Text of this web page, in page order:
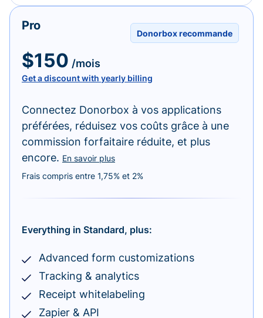
Donorbox recommande
Pro
$150 /mois
Get a discount with yearly billing
Connectez Donorbox à vos applications
préférées, réduisez vos coûts grâce à une
commission forfaitaire réduite, et plus
encore. En savoir plus
Frais compris entre 1,75% et 2%
Everything in Standard, plus:
Advanced form customizations
Tracking & analytics
Receipt whitelabeling
Zapier & API